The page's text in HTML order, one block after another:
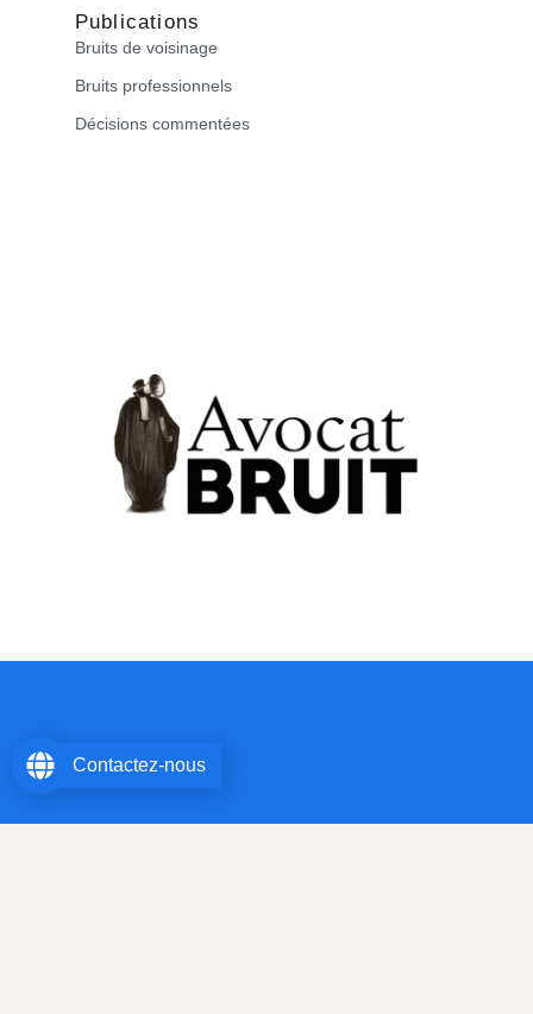
Publications
Bruits de voisinage
Bruits professionnels
Décisions commentées
Contactez-nous